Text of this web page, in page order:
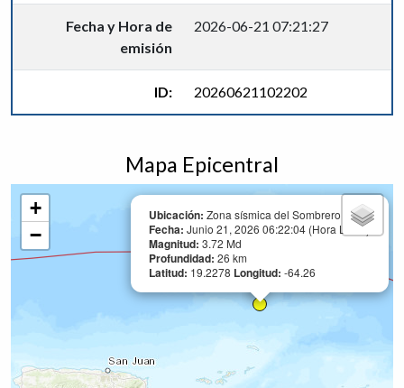
Fecha y Hora de
emisión
2026-06-21 07:21:27
ID: 20260621102202
Mapa Epicentral
Ubicación: Zona sísmica del Sombrero
Fecha: Junio 21, 2026 06:22:04 (Hora Local)
Magnitud: 3.72 Md
Profundidad: 26 km
Latitud: 19.2278 Longitud: -64.26
+
−